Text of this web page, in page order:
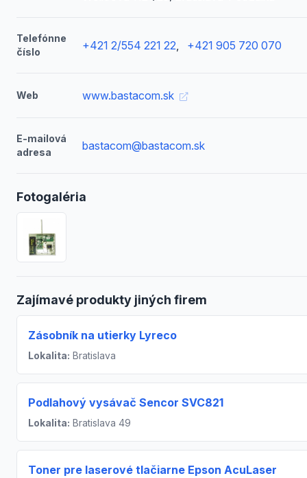
Telefónne
číslo
+421 2/554 221 22, +421 905 720 070
Web www.bastacom.sk
E-mailová
adresa
bastacom@bastacom.sk
Fotogaléria
Zajímavé produkty jiných firem
Zásobník na utierky Lyreco
Lokalita: Bratislava
Podlahový vysávač Sencor SVC821
Lokalita: Bratislava 49
Toner pre laserové tlačiarne Epson AcuLaser